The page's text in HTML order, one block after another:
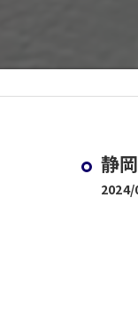
静
2024/